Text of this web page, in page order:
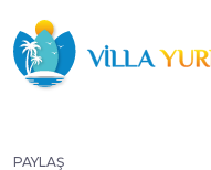
PAYLAŞ